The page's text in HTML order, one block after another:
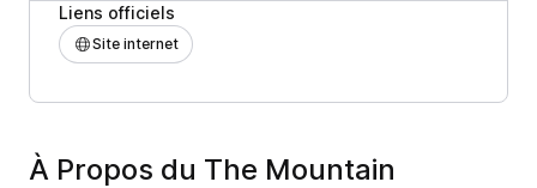
Liens officiels
Site internet
À Propos du The Mountain